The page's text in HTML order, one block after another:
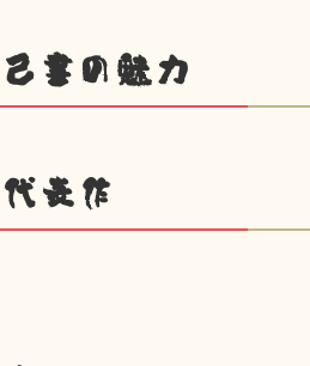
己書の魅力
代表作